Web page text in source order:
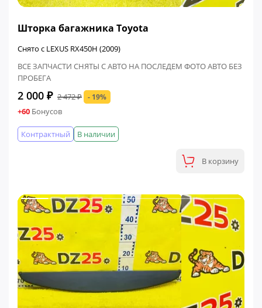
Шторка багажника Toyota
Снято с LEXUS RX450H (2009)
ВСЕ ЗАПЧАСТИ СНЯТЫ С АВТО НА ПОСЛЕДЕМ ФОТО АВТО БЕЗ
ПРОБЕГА
2 000 ₽ 2 472 ₽ - 19%
+60 Бонусов
В наличии
Контрактный
В корзину